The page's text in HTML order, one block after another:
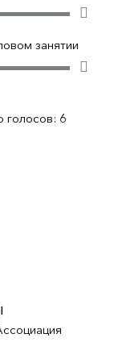
занятии
голосов: 6